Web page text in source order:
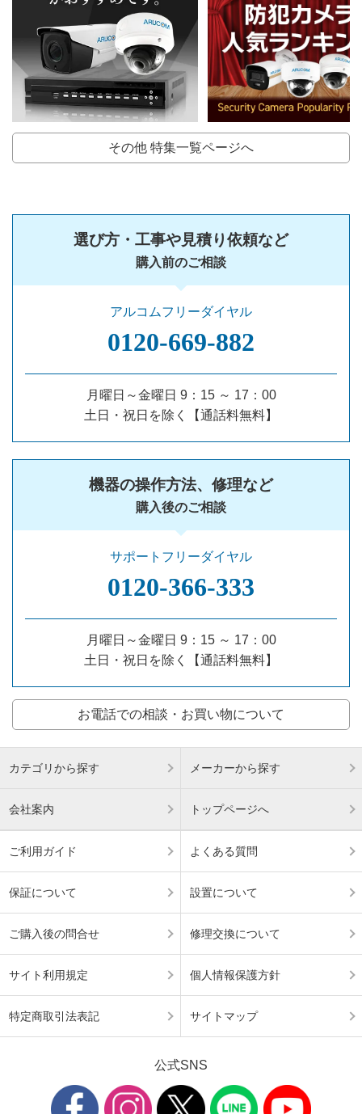
その他 特集一覧ページへ
選び方・工事や見積り依頼など
購入前のご相談
アルコムフリーダイヤル
0120‐669‐882
月曜日～金曜日 9：15 ～ 17：00
土日・祝日を除く【通話料無料】
機器の操作方法、修理など
購入後のご相談
サポートフリーダイヤル
0120‐366‐333
月曜日～金曜日 9：15 ～ 17：00
土日・祝日を除く【通話料無料】
お電話での相談・お買い物について
カテゴリから探す メーカーから探す
会社案内 トップページへ
ご利用ガイド よくある質問
保証について 設置について
ご購入後の問合せ 修理交換について
サイト利用規定 個人情報保護方針
特定商取引法表記 サイトマップ
公式SNS